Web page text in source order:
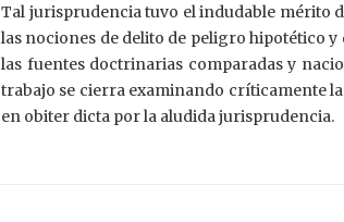
Tal jurisprudencia tuvo el indudable mérito
las nociones de delito de peligro hipotético
las fuentes doctrinarias comparadas y
trabajo se cierra examinando críticamente
en obiter dicta por la aludida jurisprudencia.